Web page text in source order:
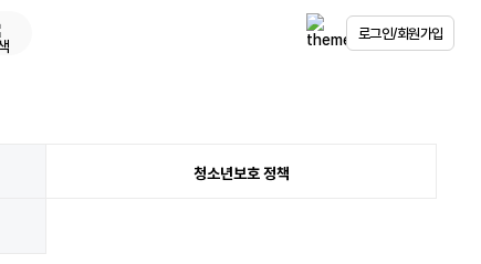
로그인/회원가입
청소년보호 정책